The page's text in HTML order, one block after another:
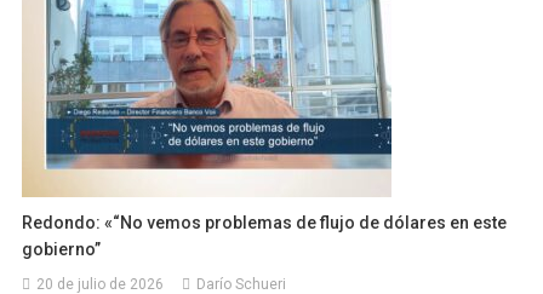
Redondo: «“No vemos problemas de flujo de dólares en este
gobierno”
20 de julio de 2026 Darío Schueri